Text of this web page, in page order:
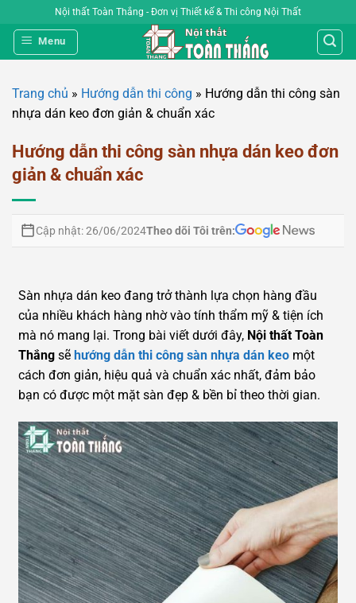
qua
nội
Nội thất Toàn Thắng - Đơn vị Thiết kế & Thi công Nội Thất
Menu
Trang chủ » Hướng dẫn thi công » Hướng dẫn thi công sàn
nhựa dán keo đơn giản & chuẩn xác
Hướng dẫn thi công sàn nhựa dán keo đơn
giản & chuẩn xác
Cập nhật: 26/06/2024Theo dõi Tôi trên:
Sàn nhựa dán keo đang trở thành lựa chọn hàng đầu
của nhiều khách hàng nhờ vào tính thẩm mỹ & tiện ích
mà nó mang lại. Trong bài viết dưới đây, Nội thất Toàn
Thắng sẽ hướng dẫn thi công sàn nhựa dán keo một
cách đơn giản, hiệu quả và chuẩn xác nhất, đảm bảo
bạn có được một mặt sàn đẹp & bền bỉ theo thời gian.